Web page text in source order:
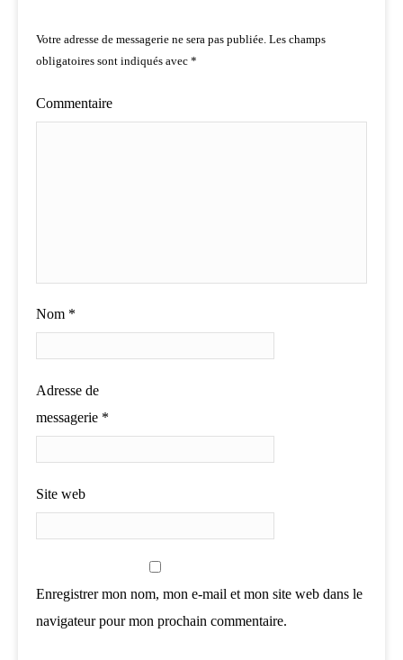
Votre adresse de messagerie ne sera pas publiée. Les champs
obligatoires sont indiqués avec *
Commentaire
Nom *
Adresse de
messagerie *
Site web
Enregistrer mon nom, mon e-mail et mon site web dans le
navigateur pour mon prochain commentaire.